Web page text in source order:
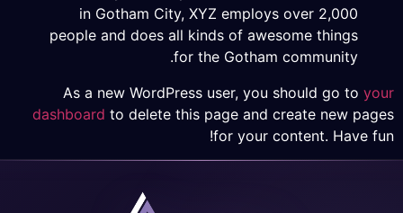
in Gotham City, XYZ employs over 2,000
people and does all kinds of awesome things
for the Gotham community.
As a new WordPress user, you should go to your
dashboard to delete this page and create new pages
for your content. Have fun!